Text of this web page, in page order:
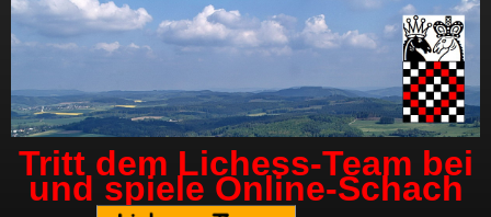
Tritt dem Lichess-Team bei
und spiele Online-Schach